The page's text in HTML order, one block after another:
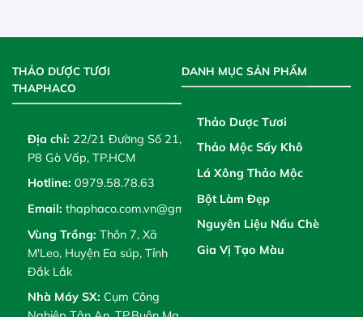
THẢO DƯỢC TƯƠI
THAPHACO
Địa chỉ: 22/21 Đường Số 21,
P8 Gò Vấp, TP.HCM
Hotline: 0979.58.78.63
Email: thaphaco.com.vn@gmail.com
Vùng Trồng: Thôn 7, Xã
M'Leo, Huyện Ea súp, Tỉnh
Đắk Lắk
Nhà Máy SX: Cụm Công
DANH MỤC SẢN PHẨM
Thảo Dược Tươi
Thảo Mộc Sấy Khô
Lá Xông Thảo Mộc
Bột Làm Đẹp
Nguyên Liệu Nấu Chè
Gia Vị Tạo Màu